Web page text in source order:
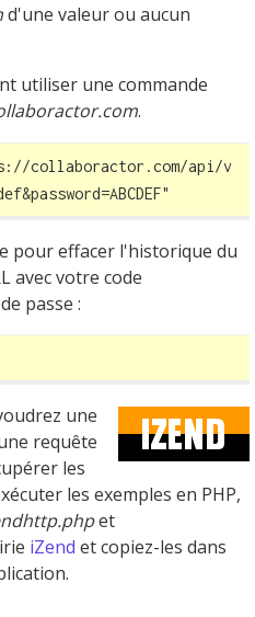
d'une valeur ou aucun
utiliser une commande
.
collaboractor.com/api/v
pour effacer l'historique du
avec votre code
passe :
une
requête
les
les exemples en PHP,
et
iZend et copiez-les dans